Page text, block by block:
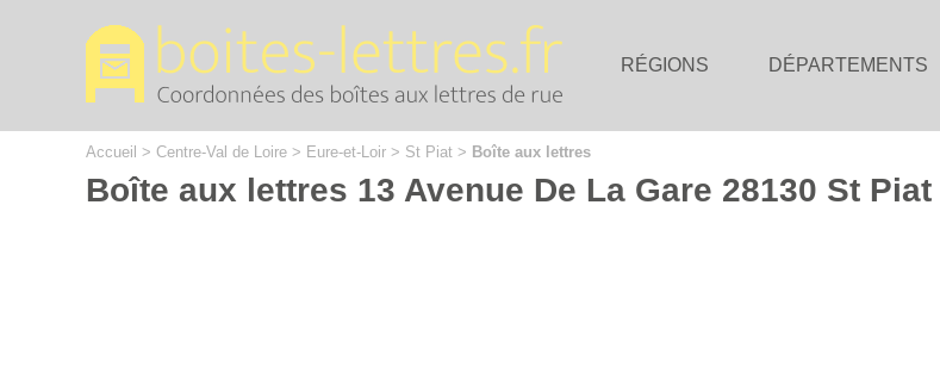
RÉGIONS DÉPARTEMENTS
Accueil > Centre-Val de Loire > Eure-et-Loir > St Piat > Boîte aux lettres
Boîte aux lettres 13 Avenue De La Gare 28130 St Piat